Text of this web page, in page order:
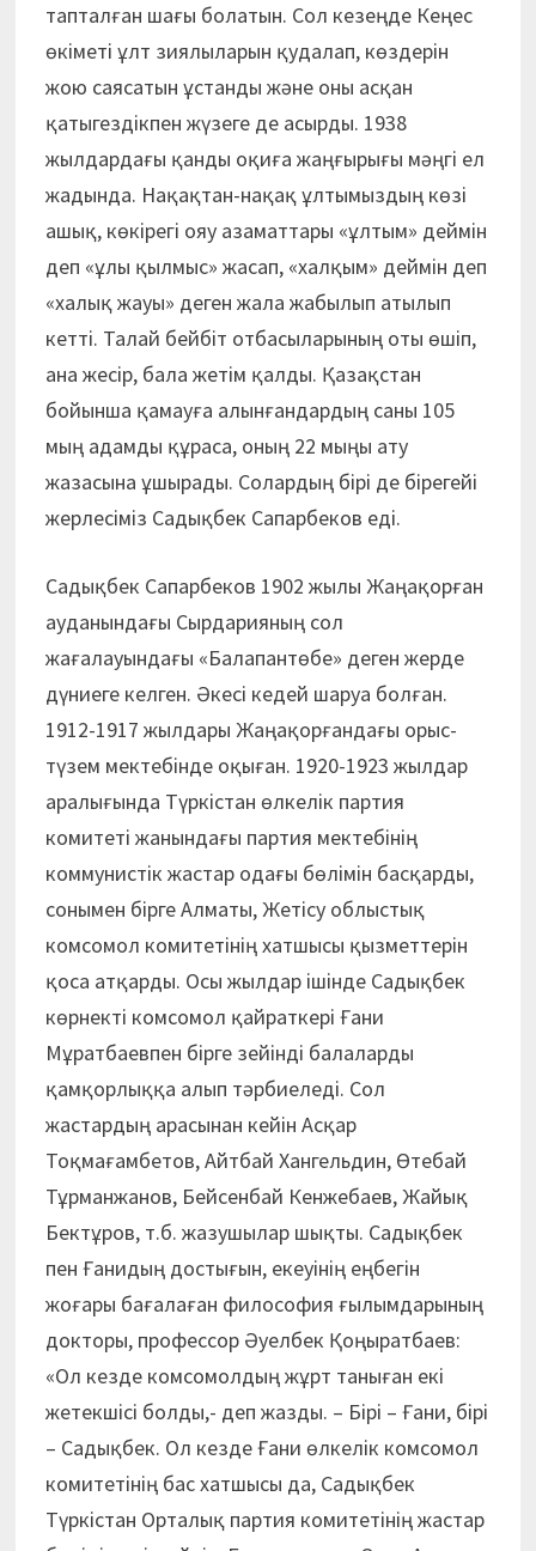
тапталған шағы болатын. Сол кезеңде Кеңес
өкіметі ұлт зия­лыларын қудалап, көздерін
жою саясатын ұстанды және оны асқан
қатыгездікпен жүзеге де асырды. 1938
жылдардағы қанды оқиға жаңғырығы мәңгі ел
жадында. Нақақтан-нақақ ұлтымыздың көзі
ашық, көкірегі ояу азаматтары «ұлтым» деймін
деп «ұлы қылмыс» жасап, «халқым» деймін деп
«халық жауы» деген жала жабылып атылып
кетті. Талай бейбіт отбасыларының оты өшіп,
ана жесір, бала жетім қалды. Қазақстан
бойынша қамауға алынғандардың саны 105
мың адамды құраса, оның 22 мыңы ату
жазасына ұшырады. Солардың бірі де бірегейі
жерлесіміз Садықбек Сапарбеков еді.
Садықбек Сапарбеков 1902 жылы Жаңақорған
ауданындағы Сырдарияның сол
жағалауындағы «Балапантөбе» деген жерде
дүниеге келген. Әкесі кедей шаруа болған.
1912-1917 жылдары Жаңақорғандағы орыс-
түзем мектебінде оқыған. 1920-1923 жылдар
аралығында Түркістан өлкелік партия
комитеті жанындағы партия мектебінің
коммунистік жастар одағы бөлімін басқарды,
сонымен бірге Алматы, Жетісу облыстық
комсомол комитетінің хатшысы қызметтерін
қоса атқарды. Осы жылдар ішінде Садықбек
көрнекті комсомол қайраткері Ғани
Мұратбаевпен бірге зейінді балаларды
қамқорлыққа алып тәрбиеледі. Сол
жастардың арасынан кейін Асқар
Тоқмағамбетов, Айтбай Хангельдин, Өтебай
Тұрманжанов, Бейсенбай Кенжебаев, Жайық
Бектұров, т.б. жазушылар шықты. Садықбек
пен Ғанидың достығын, екеуінің еңбегін
жоғары бағалаған философия ғылымдарының
докторы, профессор Әуелбек Қоңыратбаев:
«Ол кезде комсомолдың жұрт таныған екі
жетекшісі болды,- деп жазды. – Бірі – Ғани, бірі
– Садықбек. Ол кезде Ғани өлкелік комсомол
комитетінің бас хатшысы да, Садықбек
Түркістан Орталық партия комитетінің жастар